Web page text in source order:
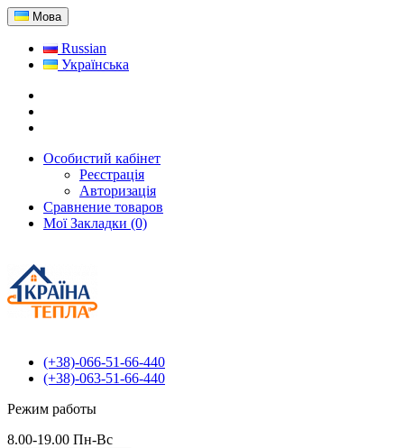
Мова
Russian
Українська
Особистий кабінет
Реєстрація
Авторизація
Сравнение товаров
Мої Закладки (0)
(+38)-066-51-66-440
(+38)-063-51-66-440
Режим работы
8.00-19.00 Пн-Вс